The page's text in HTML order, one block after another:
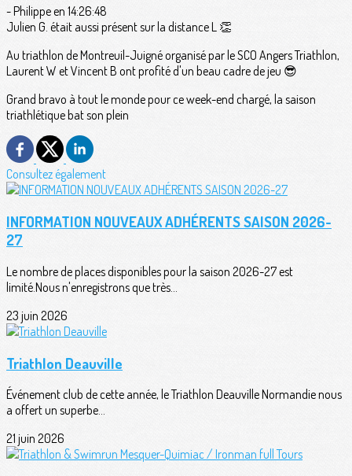
- Philippe en 14:26:48
Julien G. était aussi présent sur la distance L 👏
Au triathlon de Montreuil-Juigné organisé par le SCO Angers Triathlon,
Laurent W et Vincent B ont profité d'un beau cadre de jeu 😎
Grand bravo à tout le monde pour ce week-end chargé, la saison
triathlétique bat son plein
Consultez également
INFORMATION NOUVEAUX ADHÉRENTS SAISON 2026-
27
Le nombre de places disponibles pour la saison 2026-27 est
limité.Nous n'enregistrons que très...
23 juin 2026
Triathlon Deauville
Événement club de cette année, le Triathlon Deauville Normandie nous
a offert un superbe...
21 juin 2026